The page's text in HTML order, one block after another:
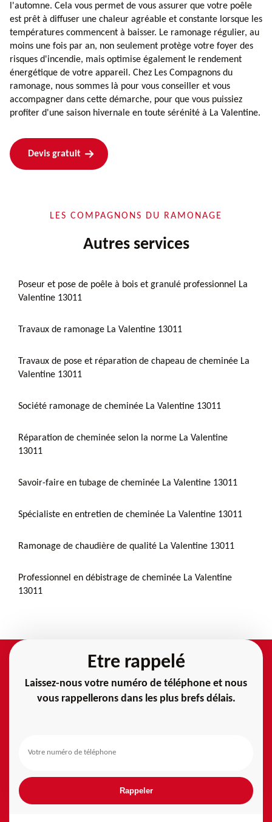
l'automne. Cela vous permet de vous assurer que votre poêle
est prêt à diffuser une chaleur agréable et constante lorsque les
températures commencent à baisser. Le ramonage régulier, au
moins une fois par an, non seulement protège votre foyer des
risques d'incendie, mais optimise également le rendement
énergétique de votre appareil. Chez Les Compagnons du
ramonage, nous sommes là pour vous conseiller et vous
accompagner dans cette démarche, pour que vous puissiez
profiter d'une saison hivernale en toute sérénité à La Valentine.
Devis gratuit
LES COMPAGNONS DU RAMONAGE
Autres services
Poseur et pose de poêle à bois et granulé professionnel La
Valentine 13011
Travaux de ramonage La Valentine 13011
Travaux de pose et réparation de chapeau de cheminée La
Valentine 13011
Société ramonage de cheminée La Valentine 13011
Réparation de cheminée selon la norme La Valentine
13011
Savoir-faire en tubage de cheminée La Valentine 13011
Spécialiste en entretien de cheminée La Valentine 13011
Ramonage de chaudière de qualité La Valentine 13011
Professionnel en débistrage de cheminée La Valentine
13011
Etre rappelé
Laissez-nous votre numéro de téléphone et nous
vous rappellerons dans les plus brefs délais.